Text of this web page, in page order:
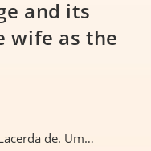
and its
wife as the
de. Um…